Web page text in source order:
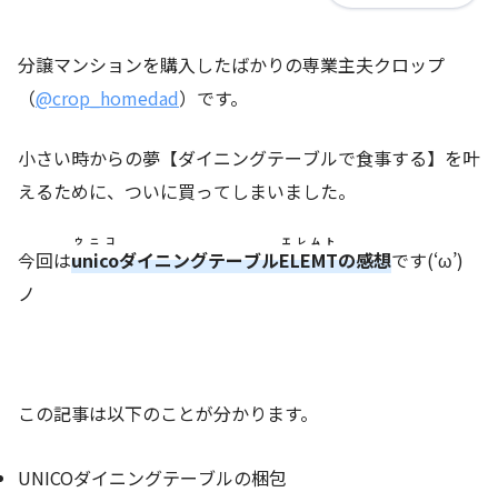
分譲マンションを購入したばかりの専業主夫クロップ
（@crop_homedad）です。
小さい時からの夢【ダイニングテーブルで食事する】を叶
えるために、ついに買ってしまいました。
今回はunico
ウニコ
ダイニングテーブルELEMT
エレムト
の感想です(‘ω’)
ノ
この記事は以下のことが分かります。
UNICOダイニングテーブルの梱包